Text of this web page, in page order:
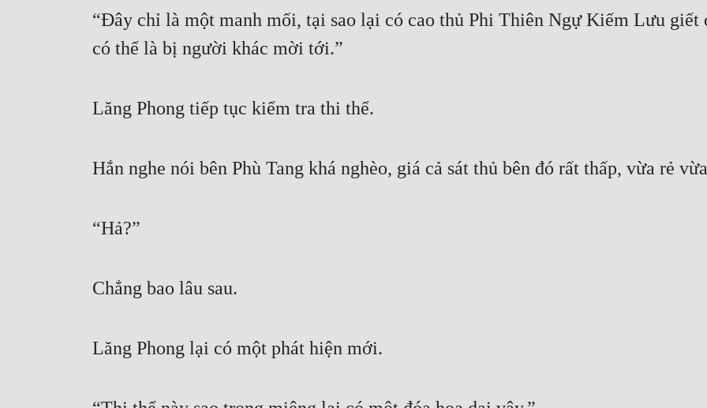
“Đây chỉ là một manh mối, tại sao lại có cao thủ Phi Thiên Ngự Kiếm Lưu giết
có thể là bị người khác mời tới.”
Lăng Phong tiếp tục kiểm tra thi thể.
Hắn nghe nói bên Phù Tang khá nghèo, giá cả sát thủ bên đó rất thấp, vừa rẻ
“Hả?”
Chẳng bao lâu sau.
Lăng Phong lại có một phát hiện mới.